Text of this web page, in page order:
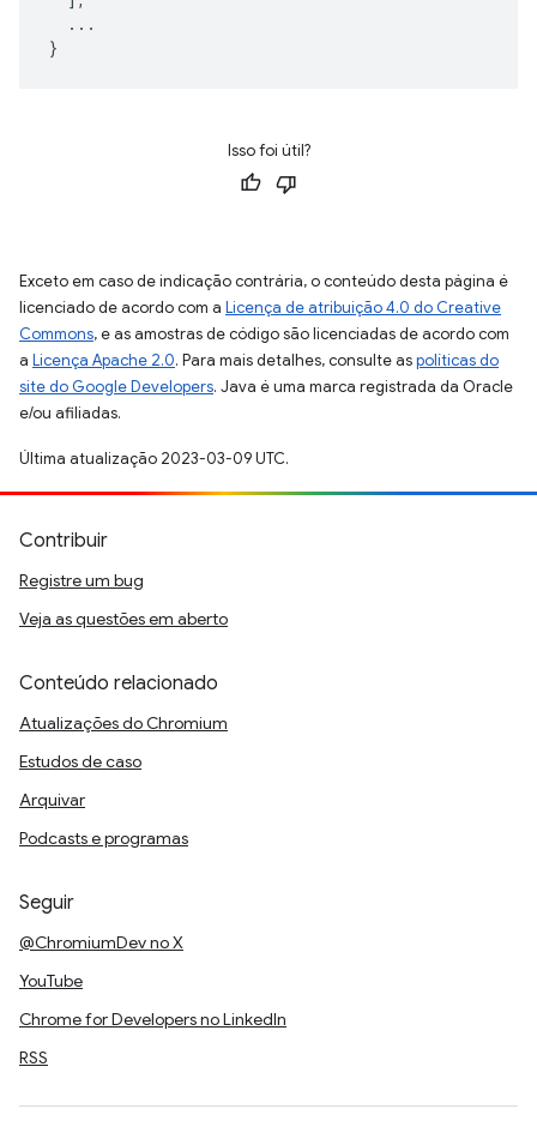
...
}
Isso foi útil?
Exceto em caso de indicação contrária, o conteúdo desta página é
licenciado de acordo com a Licença de atribuição 4.0 do Creative
Commons, e as amostras de código são licenciadas de acordo com
a Licença Apache 2.0. Para mais detalhes, consulte aspolíticas do
site do Google Developers. Java é uma marca registrada da Oracle
e/ou afiliadas.
Última atualização 2023-03-09 UTC.
Contribuir
Registre um bug
Veja as questões em aberto
Conteúdo relacionado
Atualizações do Chromium
Estudos de caso
Arquivar
Podcasts e programas
Seguir
@ChromiumDev no X
YouTube
Chrome for Developers no LinkedIn
RSS